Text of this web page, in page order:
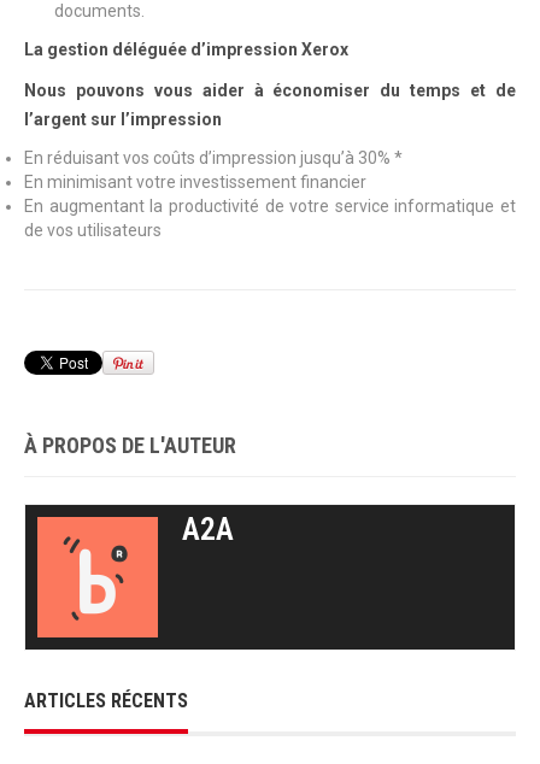
documents.
La gestion déléguée d’impression Xerox
Nous pouvons vous aider à économiser du temps et de
l’argent sur l’impression
En réduisant vos coûts d’impression jusqu’à 30% *
En minimisant votre investissement financier
En augmentant la productivité de votre service informatique et
de vos utilisateurs
À PROPOS DE L'AUTEUR
A2A
ARTICLES RÉCENTS